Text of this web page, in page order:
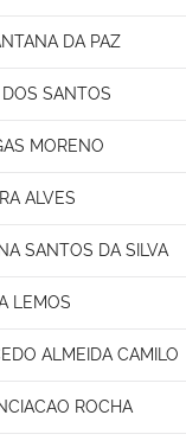
DA PAZ
SANTOS
MORENO
ALVES
SANTOS DA SILVA
LEMOS
ALMEIDA CAMILO
ROCHA